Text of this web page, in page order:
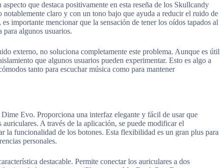
que destaca positivamente en esta reseña de los Skullcandy
claro y con un tono bajo que ayuda a reducir el ruido de
importante mencionar que la sensación de tener los oídos tapados al
para algunos usuarios.
externo, no soluciona completamente este problema. Aunque es útil
que algunos usuarios pueden experimentar. Esto es algo a
tanto para escuchar música como para mantener
Evo. Proporciona una interfaz elegante y fácil de usar que
A través de la aplicación, se puede modificar el
la funcionalidad de los botones. Esta flexibilidad es un gran plus para
personales.
destacable. Permite conectar los auriculares a dos